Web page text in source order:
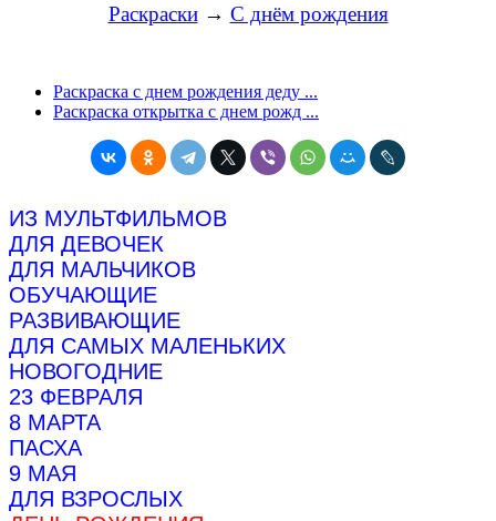
Раскраски→ С днём рождения
Раскраска с днем рождения деду ...
Раскраска открытка с днем рожд ...
ИЗ МУЛЬТФИЛЬМОВ
ДЛЯ ДЕВОЧЕК
ДЛЯ МАЛЬЧИКОВ
ОБУЧАЮЩИЕ
РАЗВИВАЮЩИЕ
ДЛЯ САМЫХ МАЛЕНЬКИХ
НОВОГОДНИЕ
23 ФЕВРАЛЯ
8 МАРТА
ПАСХА
9 МАЯ
ДЛЯ ВЗРОСЛЫХ